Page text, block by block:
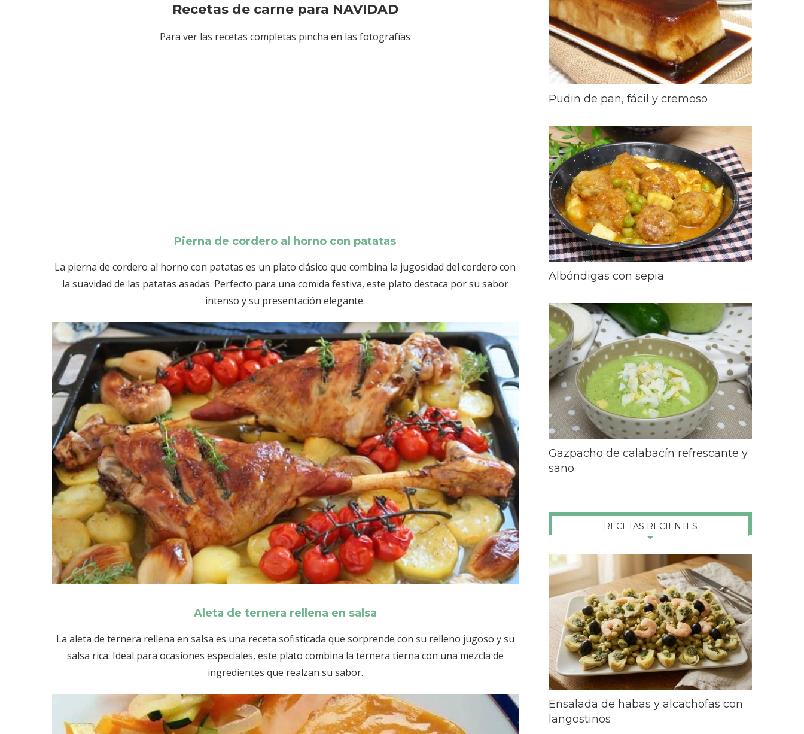
Recetas de carne para NAVIDAD
Para ver las recetas completas pincha en las fotografías
Pierna de cordero al horno con patatas
La pierna de cordero al horno con patatas es un plato clásico que combina la jugosidad del cordero con
la suavidad de las patatas asadas. Perfecto para una comida festiva, este plato destaca por su sabor
intenso y su presentación elegante.
Aleta de ternera rellena en salsa
La aleta de ternera rellena en salsa es una receta sofisticada que sorprende con su relleno jugoso y su
salsa rica. Ideal para ocasiones especiales, este plato combina la ternera tierna con una mezcla de
ingredientes que realzan su sabor.
Pudin de pan, fácil y cremoso
Albóndigas con sepia
Gazpacho de calabacín refrescante y
sano
RECETAS RECIENTES
Ensalada de habas y alcachofas con
langostinos